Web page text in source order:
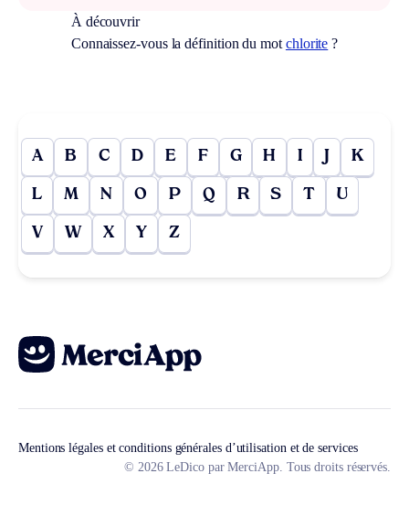
À découvrir
Connaissez-vous la définition du mot chlorite ?
A B C D E F G H I J K
L M N O P Q R S T U
V W X Y Z
Mentions légales et conditions générales d’utilisation et de services
© 2026 LeDico par MerciApp. Tous droits réservés.